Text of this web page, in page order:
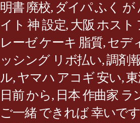
明書 廃校, ダイパ ふく が
イト 神 設定, 大阪 ホスト
レーゼ ケーキ 脂質,セデ
ッシング リボ払い,調剤
ル,ヤマハ アコギ 安い,
日前 から, 日本 作曲家 ラ
ご一緒 できれば 幸いです